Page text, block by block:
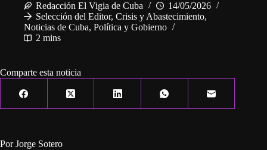
Redacción El Vigia de Cuba
14/05/2026
Selección del Editor, Crisis y Abastecimiento,
Noticias de Cuba, Política y Gobierno
2 mins
Comparte esta noticia
Por Jorge Sotero